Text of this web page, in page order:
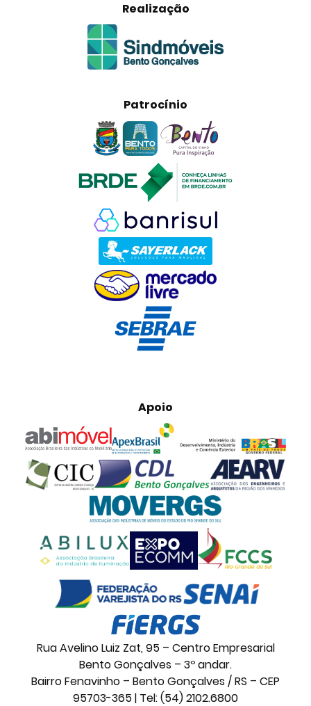
Realização
Patrocínio
Apoio
Rua Avelino Luiz Zat, 95 – Centro Empresarial
Bento Gonçalves – 3º andar.
Bairro Fenavinho – Bento Gonçalves / RS – CEP
95703-365 | Tel: (54) 2102.6800